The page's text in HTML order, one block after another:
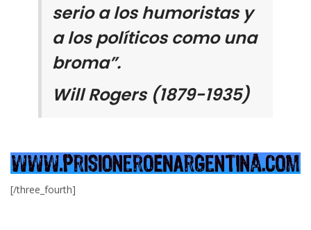
serio a los humoristas y
a los políticos como una
broma”.
Will Rogers (1879-1935)
[/three_fourth]